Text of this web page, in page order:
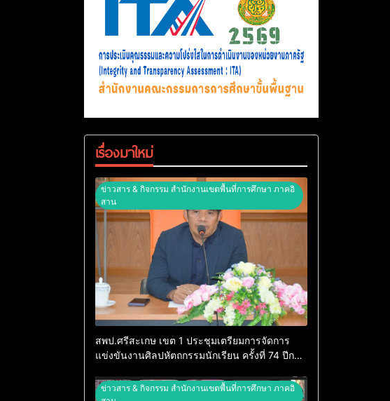
เรื่องมาใหม่
ข่าวสาร & กิจกรรม สำนักงานเขตพื้นที่การศึกษา ภาคอิ
สาน
สพป.ศรีสะเกษ เขต 1 ประชุมเตรียมการจัดการ
แข่งขันงานศิลปหัตถกรรมนักเรียน ครั้งที่ 74 ปีการ
ข่าวสาร & กิจกรรม สำนักงานเขตพื้นที่การศึกษา ภาคอิ